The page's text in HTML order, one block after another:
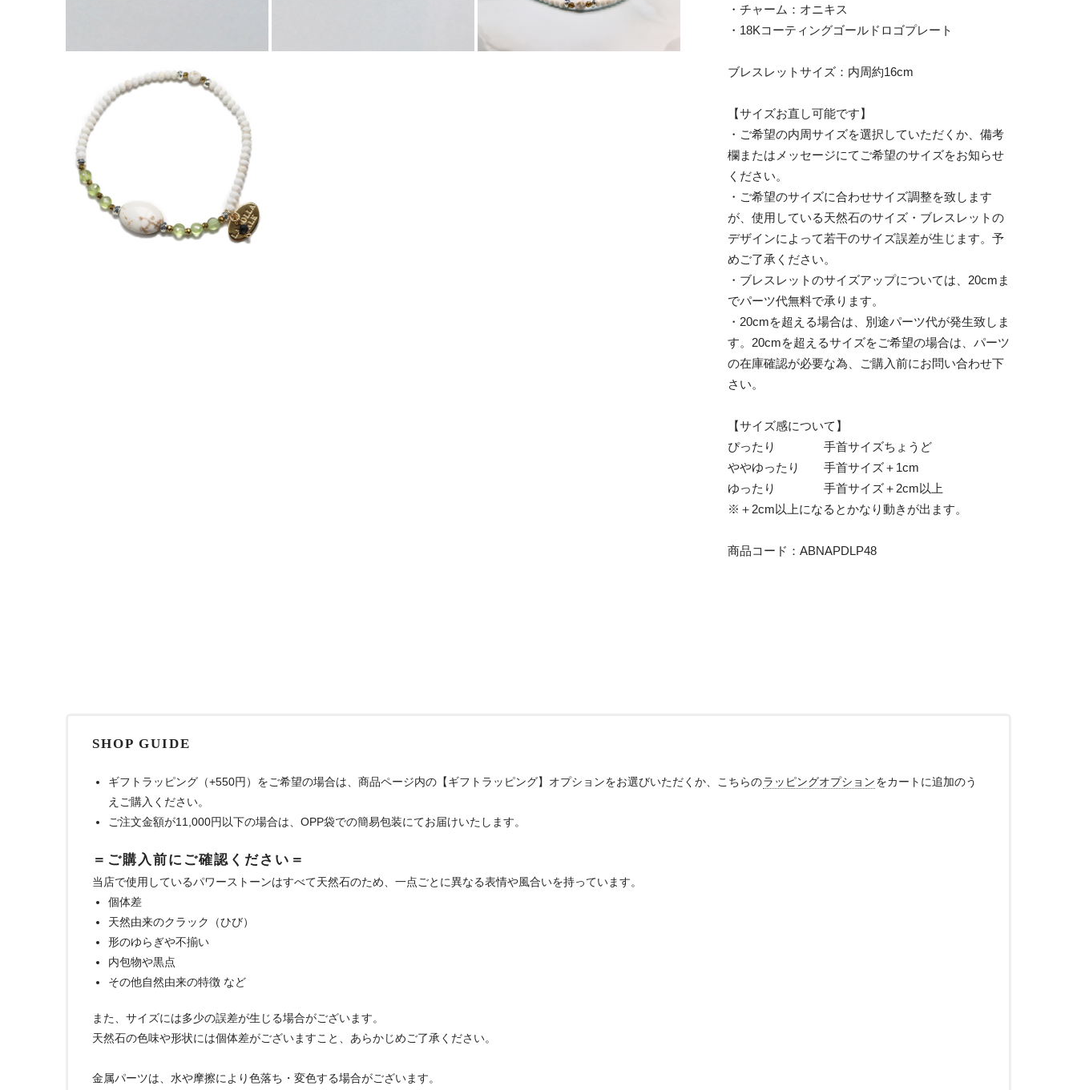
・チャーム：オニキス
・18Kコーティングゴールドロゴプレート
ブレスレットサイズ：内周約16cm
【サイズお直し可能です】
・ご希望の内周サイズを選択していただくか、備考
欄またはメッセージにてご希望のサイズをお知らせ
ください。
・ご希望のサイズに合わせサイズ調整を致します
が、使用している天然石のサイズ・ブレスレットの
デザインによって若干のサイズ誤差が生じます。予
めご了承ください。
・ブレスレットのサイズアップについては、20cmま
でパーツ代無料で承ります。
・20cmを超える場合は、別途パーツ代が発生致しま
す。20cmを超えるサイズをご希望の場合は、パーツ
の在庫確認が必要な為、ご購入前にお問い合わせ下
さい。
【サイズ感について】
ぴったり 手首サイズちょうど
ややゆったり 手首サイズ＋1cm
ゆったり 手首サイズ＋2cm以上
※＋2cm以上になるとかなり動きが出ます。
商品コード：ABNAPDLP48
SHOP GUIDE
ギフトラッピング（+550円）をご希望の場合は、商品ページ内の【ギフトラッピング】オプションをお選びいただくか、こちらのラッピングオプションをカートに追加のう
えご購入ください。
ご注文金額が11,000円以下の場合は、OPP袋での簡易包装にてお届けいたします。
＝ご購入前にご確認ください＝
当店で使用しているパワーストーンはすべて天然石のため、一点ごとに異なる表情や風合いを持っています。
個体差
天然由来のクラック（ひび）
形のゆらぎや不揃い
内包物や黒点
その他自然由来の特徴 など
また、サイズには多少の誤差が生じる場合がございます。
天然石の色味や形状には個体差がございますこと、あらかじめご了承ください。
金属パーツは、水や摩擦により色落ち・変色する場合がございます。